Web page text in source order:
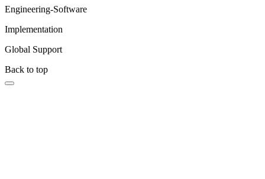
Engineering-Software
Implementation
Global Support
Back to top